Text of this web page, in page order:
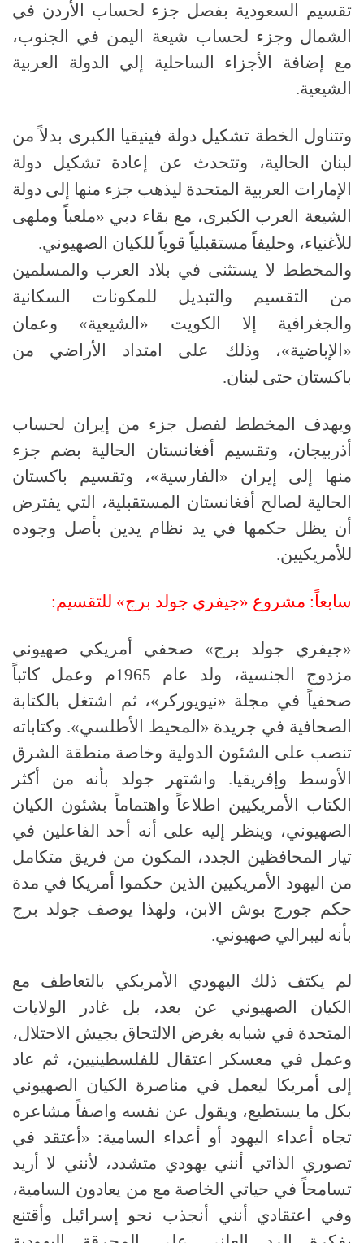
تقسيم السعودية بفصل جزء لحساب الأردن في
الشمال وجزء لحساب شيعة اليمن في الجنوب،
مع إضافة الأجزاء الساحلية إلي الدولة العربية
الشيعية.
وتتناول الخطة تشكيل دولة فينيقيا الكبرى بدلاً من
لبنان الحالية، وتتحدث عن إعادة تشكيل دولة
الإمارات العربية المتحدة ليذهب جزء منها إلى دولة
الشيعة العرب الكبرى، مع بقاء دبي «ملعباً وملهى
للأغنياء، وحليفاً مستقبلياً قوياً للكيان الصهيوني.
والمخطط لا يستثنى في بلاد العرب والمسلمين
من التقسيم والتبديل للمكونات السكانية
والجغرافية إلا الكويت «الشيعية» وعمان
«الإباضية»، وذلك على امتداد الأراضي من
باكستان حتى لبنان.
ويهدف المخطط لفصل جزء من إيران لحساب
أذربيجان، وتقسيم أفغانستان الحالية بضم جزء
منها إلى إيران «الفارسية»، وتقسيم باكستان
الحالية لصالح أفغانستان المستقبلية، التي يفترض
أن يظل حكمها في يد نظام يدين بأصل وجوده
للأمريكيين.
سابعاً: مشروع «جيفري جولد برج» للتقسيم:
«جيفري جولد برج» صحفي أمريكي صهيوني
مزدوج الجنسية، ولد عام 1965م وعمل كاتباً
صحفياً في مجلة «نيويوركر»، ثم اشتغل بالكتابة
الصحافية في جريدة «المحيط الأطلسي». وكتاباته
تنصب على الشئون الدولية وخاصة منطقة الشرق
الأوسط وإفريقيا. واشتهر جولد بأنه من أكثر
الكتاب الأمريكيين اطلاعاً واهتماماً بشئون الكيان
الصهيوني، وينظر إليه على أنه أحد الفاعلين في
تيار المحافظين الجدد، المكون من فريق متكامل
من اليهود الأمريكيين الذين حكموا أمريكا في مدة
حكم جورج بوش الابن، ولهذا يوصف جولد برج
بأنه ليبرالي صهيوني.
لم يكتف ذلك اليهودي الأمريكي بالتعاطف مع
الكيان الصهيوني عن بعد، بل غادر الولايات
المتحدة في شبابه بغرض الالتحاق بجيش الاحتلال،
وعمل في معسكر اعتقال للفلسطينيين، ثم عاد
إلى أمريكا ليعمل في مناصرة الكيان الصهيوني
بكل ما يستطيع، ويقول عن نفسه واصفاً مشاعره
تجاه أعداء اليهود أو أعداء السامية: « أعتقد في
تصوري الذاتي أنني يهودي متشدد، لأنني لا أريد
تسامحاً في حياتي الخاصة مع من يعادون السامية،
وفي اعتقادي أنني أنجذب نحو إسرائيل وأقتنع